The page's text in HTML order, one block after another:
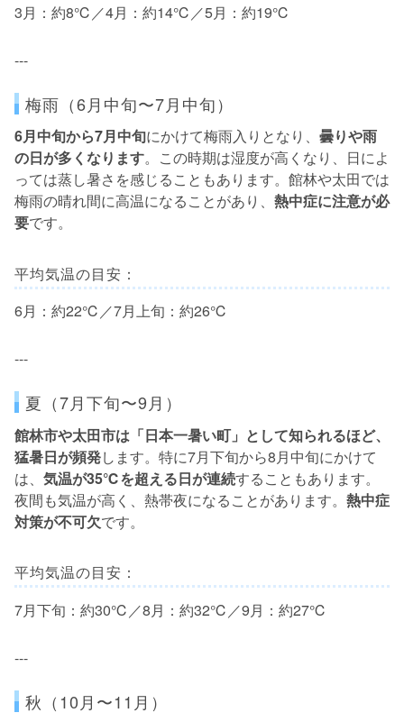
3月：約8℃／4月：約14℃／5月：約19℃
---
梅雨（6月中旬〜7月中旬）
6月中旬から7月中旬にかけて梅雨入りとなり、 曇りや雨
の日が多くなります。この時期は湿度が高くなり、日によ
っては蒸し暑さを感じることもあります。館林や太田では
梅雨の晴れ間に高温になることがあり、 熱中症に注意が必
要です。
平均気温の目安：
6月：約22℃／7月上旬：約26℃
---
夏（7月下旬〜9月）
館林市や太田市は「日本一暑い町」として知られるほど、
猛暑日が頻発します。特に7月下旬から8月中旬にかけて
は、 気温が35℃を超える日が連続することもあります。
夜間も気温が高く、熱帯夜になることがあります。 熱中症
対策が不可欠です。
平均気温の目安：
7月下旬：約30℃／8月：約32℃／9月：約27℃
---
秋（10月〜11月）